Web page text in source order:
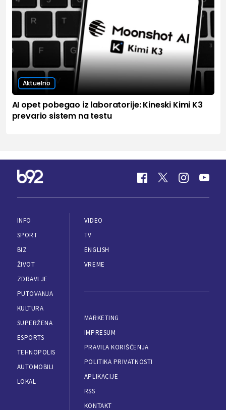
Aktuelno
AI opet pobegao iz laboratorije: Kineski Kimi K3
prevario sistem na testu
INFO
SPORT
BIZ
ŽIVOT
ZDRAVLJE
PUTOVANJA
KULTURA
SUPERŽENA
ESPORTS
TEHNOPOLIS
AUTOMOBILI
LOKAL
VIDEO
TV
ENGLISH
VREME
MARKETING
IMPRESUM
PRAVILA KORIŠĆENJA
POLITIKA PRIVATNOSTI
APLIKACIJE
RSS
KONTAKT